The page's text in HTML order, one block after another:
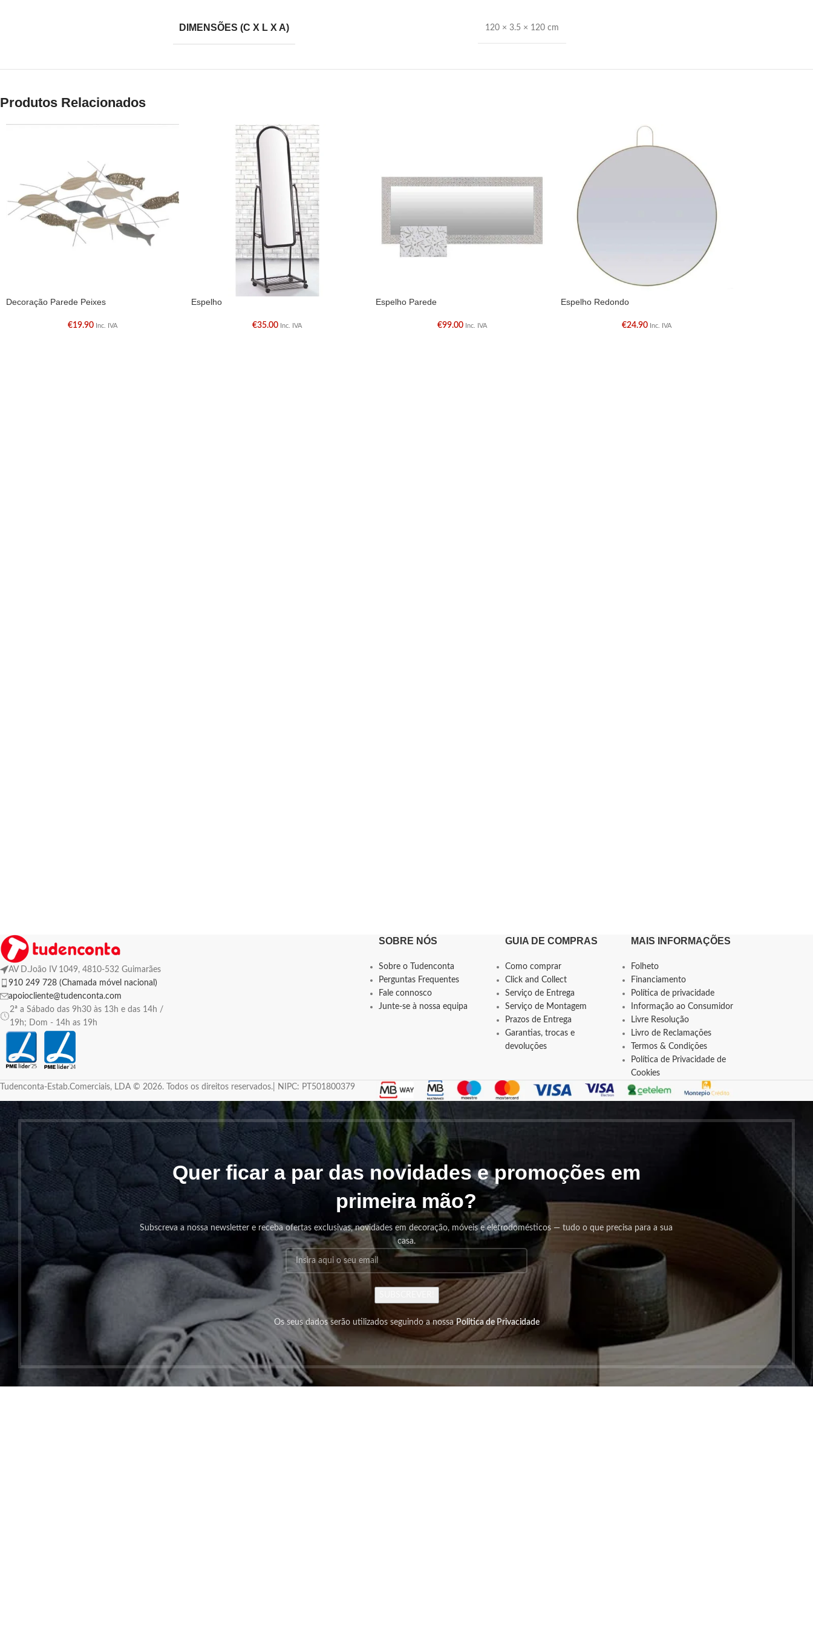
DIMENSÕES (C X L X A) 120 × 3.5 × 120 cm
Produtos Relacionados
Decoração Parede Peixes
€19.90 Inc. IVA
Espelho
€35.00 Inc. IVA
Espelho Parede
€99.00 Inc. IVA
Espelho Redondo
€24.90 Inc. IVA
AV D.João IV 1049, 4810-532 Guimarães
910 249 728 (Chamada móvel nacional)
apoiocliente@tudenconta.com
2ª a Sábado das 9h30 às 13h e das 14h /
19h; Dom - 14h as 19h
SOBRE NÓS
Sobre o Tudenconta
Perguntas Frequentes
Fale connosco
Junte-se à nossa equipa
GUIA DE COMPRAS
Como comprar
Click and Collect
Serviço de Entrega
Serviço de Montagem
Prazos de Entrega
Garantias, trocas e
devoluções
MAIS INFORMAÇÕES
Folheto
Financiamento
Política de privacidade
Informação ao Consumidor
Livre Resolução
Livro de Reclamações
Termos & Condições
Política de Privacidade de
Cookies
Tudenconta-Estab.Comerciais, LDA © 2026. Todos os direitos reservados.| NIPC: PT501800379
Quer ficar a par das novidades e promoções em
primeira mão?
Subscreva a nossa newsletter e receba ofertas exclusivas, novidades em decoração, móveis e eletrodomésticos — tudo o que precisa para a sua
casa.
Os seus dados serão utilizados seguindo a nossaPolitica de Privacidade